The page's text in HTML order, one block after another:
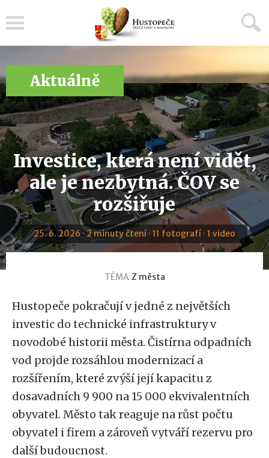
Aktuálně
Investice, která není vidět,
ale je nezbytná. ČOV se
rozšiřuje
25. 6. 2026 · 2 minuty čtení · 11 fotografí · 1 video
TÉMA Z města
Hustopeče pokračují v jedné z největších
investic do technické infrastruktury v
novodobé historii města. Čistírna odpadních
vod projde rozsáhlou modernizací a
rozšířením, které zvýší její kapacitu z
dosavadních 9 900 na 15 000 ekvivalentních
obyvatel. Město tak reaguje na růst počtu
obyvatel i firem a zároveň vytváří rezervu pro
další budoucnost.